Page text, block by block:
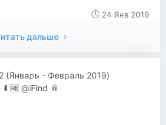
24 Янв 2019
дальше
(Январь - Февраль 2019)
🆓 @iFind 📎